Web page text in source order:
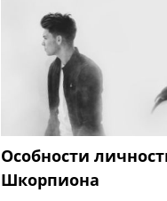
краљица драме или
који каналишу БС као
Позитивни Леос су Халл
добитници Нобелове
заставице и медаље,
упркос својим грешкама и
физичкој
заштитни знак Лео "мане"
или одвлачи пажњу са
Леоса, који мо
Особности
Шкорпиона